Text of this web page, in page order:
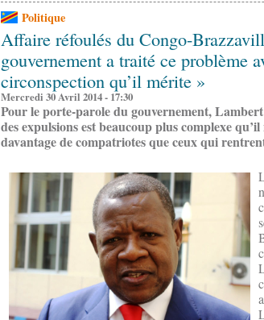
Politique
Affaire réfoulés du Congo-
gouvernement a traité ce problème
circonspection qu’il mérite »
Mercredi 30 Avril 2014 - 17:30
Pour le porte-parole du gouvernement,
des expulsions est beaucoup plus complexe
davantage de compatriotes que ceux qui